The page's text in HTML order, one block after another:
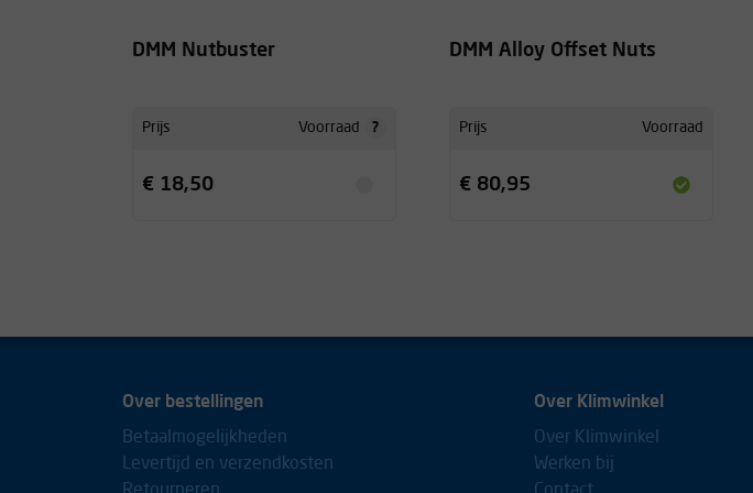
DMM Nutbuster
Prijs Voorraad ?
€ 18,50
DMM Alloy Offset Nuts
Prijs Voorraad
€ 80,95
Over bestellingen
Betaalmogelijkheden
Levertijd en verzendkosten
Over Klimwinkel
Over Klimwinkel
Werken bij